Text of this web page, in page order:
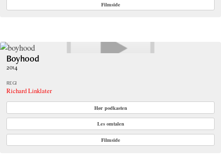
Filmside
Boyhood
2014
REGI
Richard Linklater
Hør podkasten
Les omtalen
Filmside